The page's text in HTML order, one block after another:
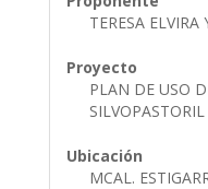
TERESA
Proyecto
PLAN DE USO
SILVOPASTORIL
Ubicación
MCAL.